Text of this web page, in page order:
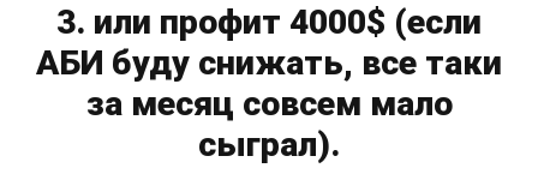
3. или профит 4000$ (если
АБИ буду снижать, все таки
за месяц совсем мало
сыграл).